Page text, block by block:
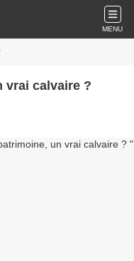
MENU
vrai calvaire ?